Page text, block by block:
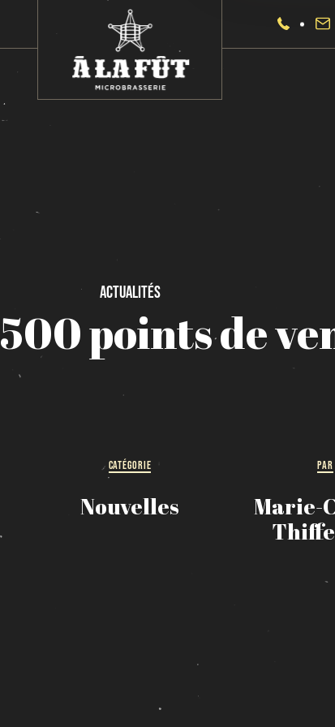
Actualités
500pointsde
CATÉGORIE
Nouvelles
PAR
Marie-
HORAIRE DES FÊTES
OUVERT 28 et 29 déc. de 09h à 22h
OUVERT 30 déc. de 11h à 22h